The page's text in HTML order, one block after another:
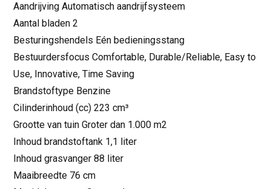
Aandrijving Automatisch aandrijfsysteem
Aantal bladen 2
Besturingshendels Eén bedieningsstang
Bestuurdersfocus Comfortable, Durable/Reliable, Easy to
Use, Innovative, Time Saving
Brandstoftype Benzine
Cilinderinhoud (cc) 223 cm³
Grootte van tuin Groter dan 1.000 m2
Inhoud brandstoftank 1,1 liter
Inhoud grasvanger 88 liter
Maaibreedte 76 cm